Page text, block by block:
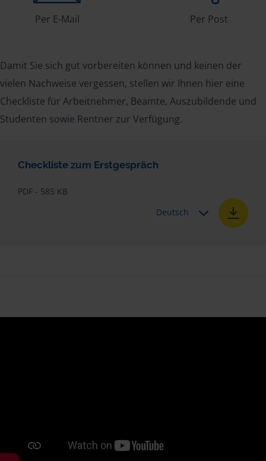
Per E-Mail Per Post
Damit Sie sich gut vorbereiten können und keinen der
vielen Nachweise vergessen, stellen wir Ihnen hier eine
Checkliste für Arbeitnehmer, Beamte, Auszubildende und
Studenten sowie Rentner zur Verfügung.
Checkliste zum Erstgespräch
PDF - 585 KB
Deutsch